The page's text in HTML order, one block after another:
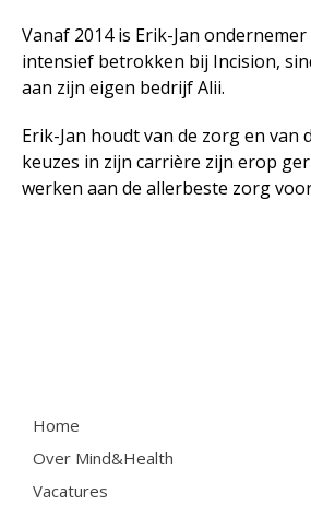
Vanaf 2014 is Erik-Jan
intensief betrokken bij Incision,
aan zijn eigen bedrijf Alii.
Erik-Jan houdt van de zorg en van
keuzes in zijn carrière zijn erop
werken aan de allerbeste zorg
Home
Over Mind&Health
Vacatures